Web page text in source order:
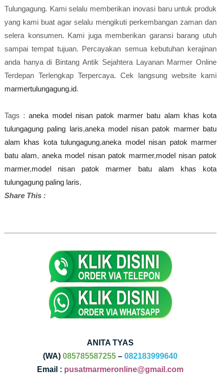
Tulungagung. Kami selalu memberikan inovasi baru untuk produk
yang kami buat agar selalu mengikuti perkembangan zaman dan
selera konsumen. Kami juga memberikan garansi barang utuh
sampai tempat tujuan. Percayakan semua kebutuhan kerajinan
anda hanya di Bintang Antik Sejahtera Layanan Marmer Online
Terdepan Terlengkap Terpercaya. Cek langsung website kami
marmertulungagung.id.
Tags :aneka model nisan patok marmer batu alam khas kota
tulungagung paling laris,aneka model nisan patok marmer batu
alam khas kota tulungagung,aneka model nisan patok marmer
batu alam,aneka model nisan patok marmer,model nisan patok
marmer,model nisan patok marmer batu alam khas kota
tulungagung paling laris,
Share This :
ANITA TYAS
(WA)085785587255 –082183999640
Email : pusatmarmeronline@gmail.com